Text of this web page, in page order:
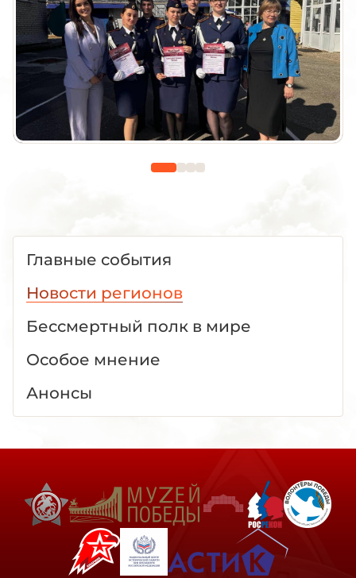
Главные события
Новости регионов
Бессмертный полк в мире
Особое мнение
Анонсы